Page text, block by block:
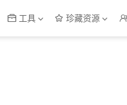
工具 珍藏资源